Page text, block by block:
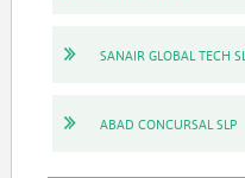
SANAIR GLOBAL TECH SL
ABAD CONCURSAL SLP